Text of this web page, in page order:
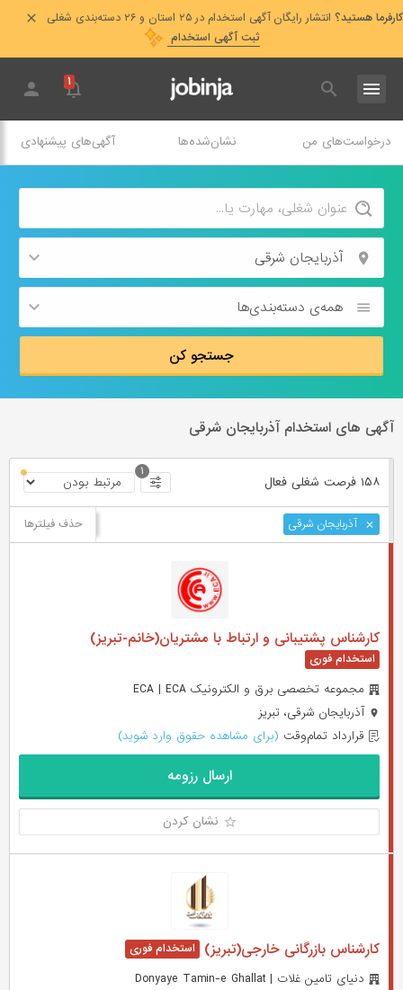
کارفرما هستید؟ انتشار رایگان آگهی استخدام در ۲۵ استان و ۲۶ دسته‌بندی شغلی
ثبت آگهی استخدام
۱
درخواست‌های من نشان‌شده‌ها آگهی‌های پیشنهادی
آذربایجان شرقی
همه‌ی دسته‌بندی‌ها
جستجو کن
آگهی های استخدام آذربایجان شرقی
۱۵۸ فرصت ‌شغلی فعال
۱
آذربایجان شرقی حذف فیلترها
کارشناس پشتیبانی و ارتباط با مشتریان(خانم-تبریز)
مجموعه تخصصی برق و الکترونیک ECA | ECA
آذربایجان شرقی، تبریز
قرارداد تمام‌وقت (برای مشاهده حقوق وارد شوید)
ارسال رزومه
نشان کردن
کارشناس بازرگانی خارجی(تبریز)
دنیای تامین غلات | Donyaye Tamin-e Ghallat